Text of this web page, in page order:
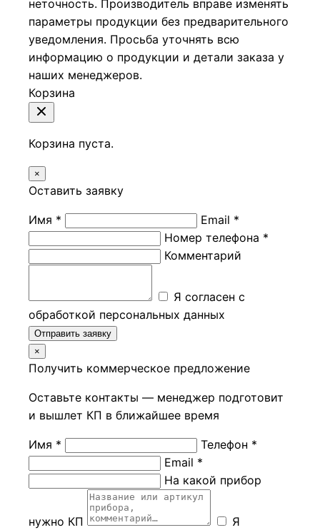
неточность. Производитель вправе изменять
параметры продукции без предварительного
уведомления. Просьба уточнять всю
информацию о продукции и детали заказа у
наших менеджеров.
Корзина
Корзина пуста.
×
Оставить заявку
Имя *
Email *
Номер телефона *
Комментарий
Я согласен с
обработкой персональных данных
Отправить заявку
×
Получить коммерческое предложение
Оставьте контакты — менеджер подготовит
и вышлет КП в ближайшее время
Имя *
Телефон *
Email *
На какой прибор
нужно КП
Я